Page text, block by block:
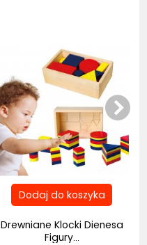
Drewniane Klocki Dienesa
Figury...